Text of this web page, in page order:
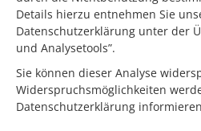
Details hierzu entnehmen Sie
Datenschutzerklärung unter der
und Analysetools”.
Sie können dieser Analyse
Widerspruchsmöglichkeiten
Datenschutzerklärung